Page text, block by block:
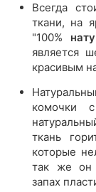
Всегда
ткани, на
"100%
является
красивым
комочки
ткань
которые
так же он
запах